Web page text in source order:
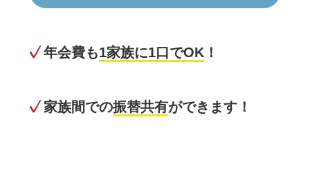
年会費も1家族に1口でOK！
家族間での振替共有ができます！